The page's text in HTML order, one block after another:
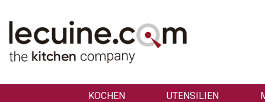
KOCHEN UTENSILIEN